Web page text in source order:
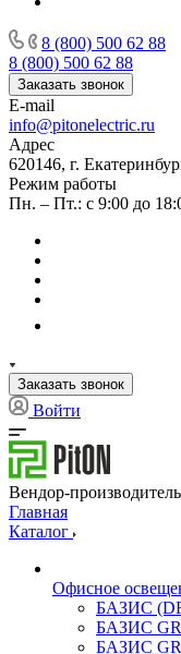
8 (800) 500 62 88
8 (800) 500 62 88
Заказать звонок
E-mail
info@pitonelectric.ru
Адрес
620146, г.
Режим работы
Пн. – Пт.: с 9:00 до
Заказать звонок
Войти
Вендор-
Главная
Каталог
Офисное
БАЗИС
БАЗИС GR
БАЗИС